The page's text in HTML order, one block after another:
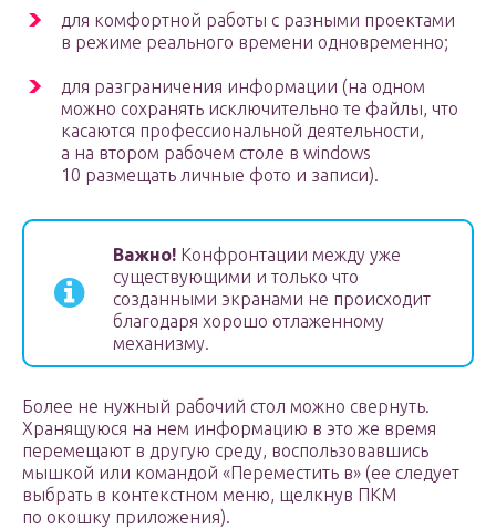
для комфортной работы с разными проектами
в режиме реального времени одновременно;
для разграничения информации (на одном
можно сохранять исключительно те файлы, что
касаются профессиональной деятельности,
а на втором рабочем столе в windows
10 размещать личные фото и записи).
Важно! Конфронтации между уже
существующими и только что
созданными экранами не происходит
благодаря хорошо отлаженному
механизму.
Более не нужный рабочий стол можно свернуть.
Хранящуюся на нем информацию в это же время
перемещают в другую среду, воспользовавшись
мышкой или командой «Переместить в» (ее следует
выбрать в контекстном меню, щелкнув ПКМ
по окошку приложения).